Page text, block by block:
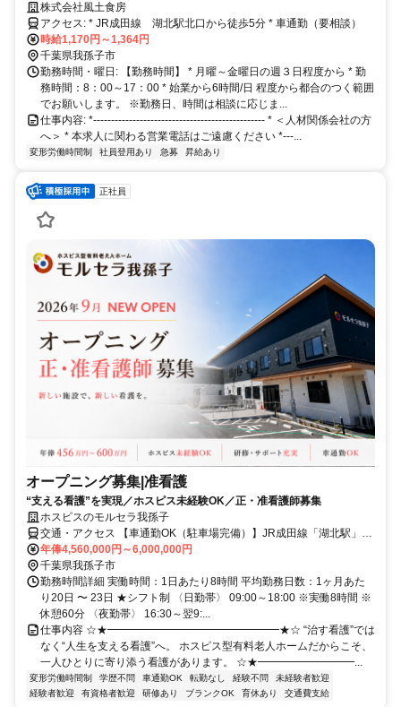
株式会社風土食房
アクセス: * JR成田線 湖北駅北口から徒歩5分 * 車通勤（要相談）
時給1,170円～1,364円
千葉県我孫子市
勤務時間・曜日: 【勤務時間】 * 月曜～金曜日の週３日程度から * 勤
務時間：8：00～17：00 * 始業から6時間/日 程度から都合のつく範囲
でお願いします。 ※勤務日、時間は相談に応じま...
仕事内容: *------------------------------------------------ * ＜人材関係会社の方
へ＞ * 本求人に関わる営業電話はご遠慮ください *---...
変形労働時間制 社員登用あり 急募 昇給あり
正社員
オープニング募集|准看護
“支える看護”を実現／ホスピス未経験OK／正・准看護師募集
ホスピスのモルセラ我孫子
交通・アクセス 【車通勤OK（駐車場完備）】JR成田線「湖北駅」北
口徒歩13分、国道356号線沿い（セブンイレブン我孫子中里店の横）
年俸4,560,000円～6,000,000円
千葉県我孫子市
勤務時間詳細 実働時間：1日あたり8時間 平均勤務日数：1ヶ月あた
り20日 〜 23日 ★シフト制 〈日勤帯〉 09:00～18:00 ※実働8時間 ※
休憩60分 〈夜勤帯〉 16:30～翌9:...
仕事内容 ☆★━━━━━━━━━━━━━━━━★☆ “治す看護”では
なく“人生を支える看護”へ。 ホスピス型有料老人ホームだからこそ、
一人ひとりに寄り添う看護があります。 ☆★━━━━━━━━━...
変形労働時間制 学歴不問 車通勤OK 転勤なし 経験不問
未経験者歓迎
経験者歓迎
有資格者歓迎 研修あり ブランクOK 育休あり 交通費支給